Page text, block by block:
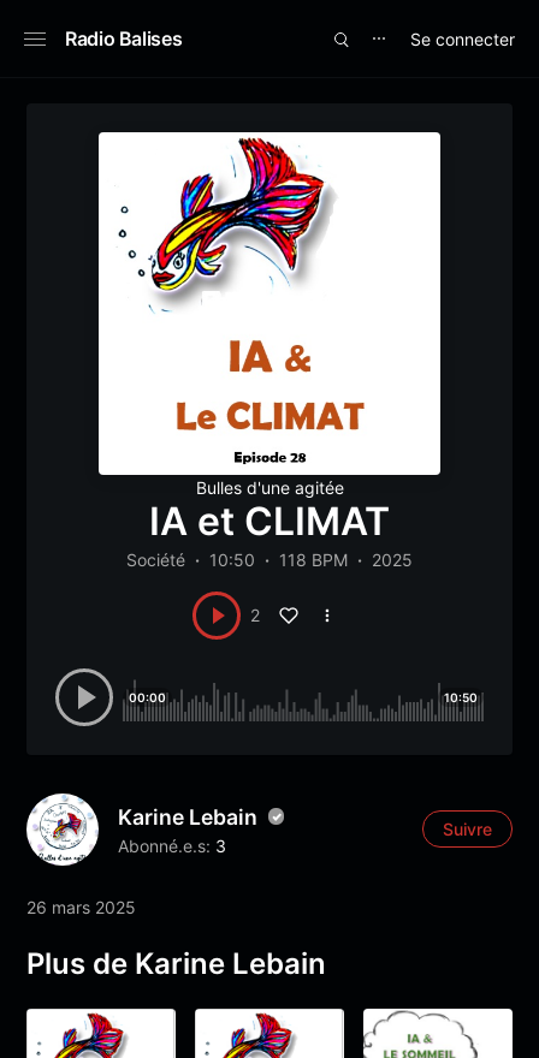
Radio Balises ⋯ Se connecter
Bulles d'une agitée
IA et CLIMAT
Société 10:50 118 BPM 2025
2
00:00 10:50
Karine Lebain
Abonné.e.s: 3
Suivre
26 mars 2025
Plus de Karine Lebain